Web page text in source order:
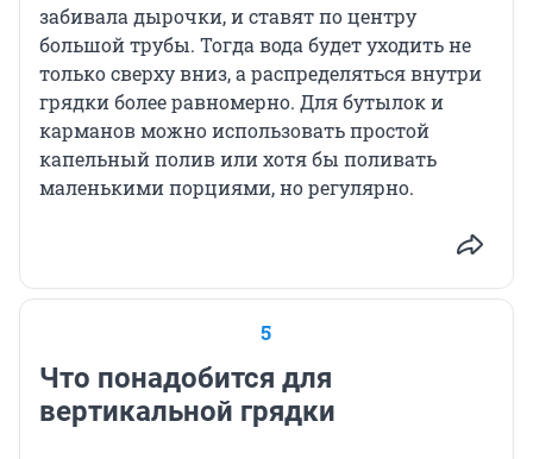
забивала дырочки, и ставят по центру
большой трубы. Тогда вода будет уходить не
только сверху вниз, а распределяться внутри
грядки более равномерно. Для бутылок и
карманов можно использовать простой
капельный полив или хотя бы поливать
маленькими порциями, но регулярно.
5
Что понадобится для
вертикальной грядки